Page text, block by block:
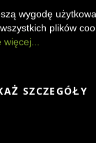
wygodę
plików
więcej...
SZCZEGÓŁY
Schuco